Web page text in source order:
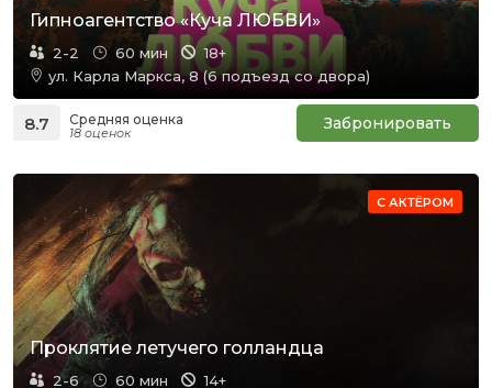
Гипноагентство «Куча ЛЮБВИ»
2-2 60 мин
18+
ул. Карла Маркса, 8 (6 подъезд со двора)
8.7 Средняя оценка
18 оценок Забронировать
С АКТЁРОМ
Проклятие летучего голландца
2-6 60 мин 14+